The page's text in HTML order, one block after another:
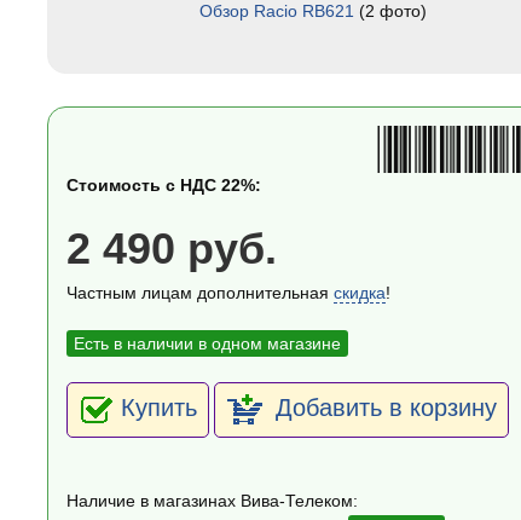
Обзор Racio RB621 (2 фото)
Стоимость с НДС 22%:
2 490 руб.
Частным лицам дополнительная скидка!
Есть в наличии в одном магазине
Купить Добавить в корзину
Наличие в магазинах Вива-Телеком: